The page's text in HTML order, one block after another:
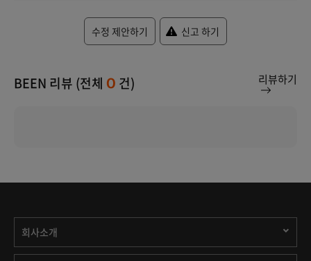
수정 제안하기 신고 하기
BEEN 리뷰 (전체 0 건) 리뷰하기
회사소개